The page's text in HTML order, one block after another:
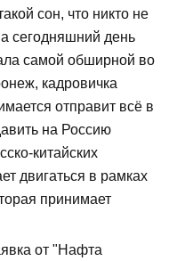
сон, что никто не
сегодняшний день
самой обширной во
кадровичка
отправит всё в
на Россию
китайских
двигаться в рамках
принимает
от "Нафта